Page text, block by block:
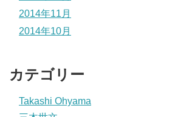
2014年11月
2014年10月
カテゴリー
Takashi Ohyama